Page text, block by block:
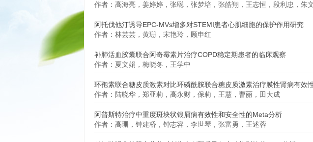
作者：高海亮，姜婷婷，张聪，张梦培，张皓翔，王志恒，段利忠，朱
阿托伐他汀诱导EPC-MVs增多对STEMI患者心肌细胞的保护作用研究
作者：林芸芸，黄珊，宋艳玲，顾申红
补肺活血胶囊联合阿奇霉素片治疗COPD稳定期患者的临床观察
作者：夏文娟，梅晓冬，王学中
环孢素联合糖皮质激素对比环磷酰胺联合糖皮质激素治疗膜性肾病有效
作者：陆晓华，郑亚莉，高永财，保莉，王慧，曹丽，田大成
阿普斯特治疗中重度斑块状银屑病有效性和安全性的Meta分析
作者：高珊，钟建桥，钟志容，李世琴，张富勇，王述蓉